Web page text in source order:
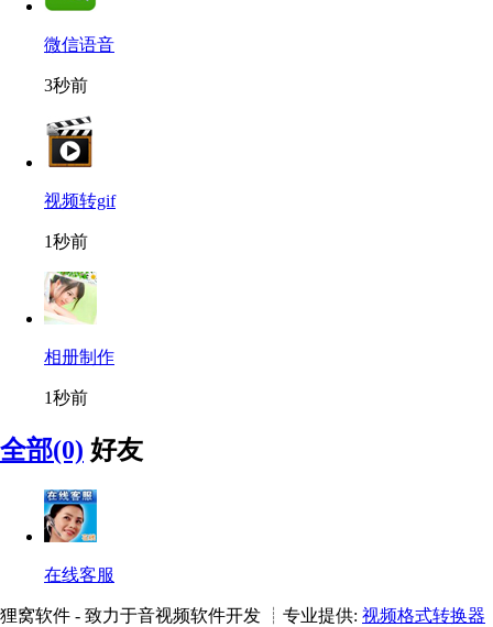
微信语音
3秒前
视频转gif
1秒前
相册制作
1秒前
全部(0) 好友
在线客服
狸窝软件 - 致力于音视频软件开发 ┊专业提供: 视频格式转换器